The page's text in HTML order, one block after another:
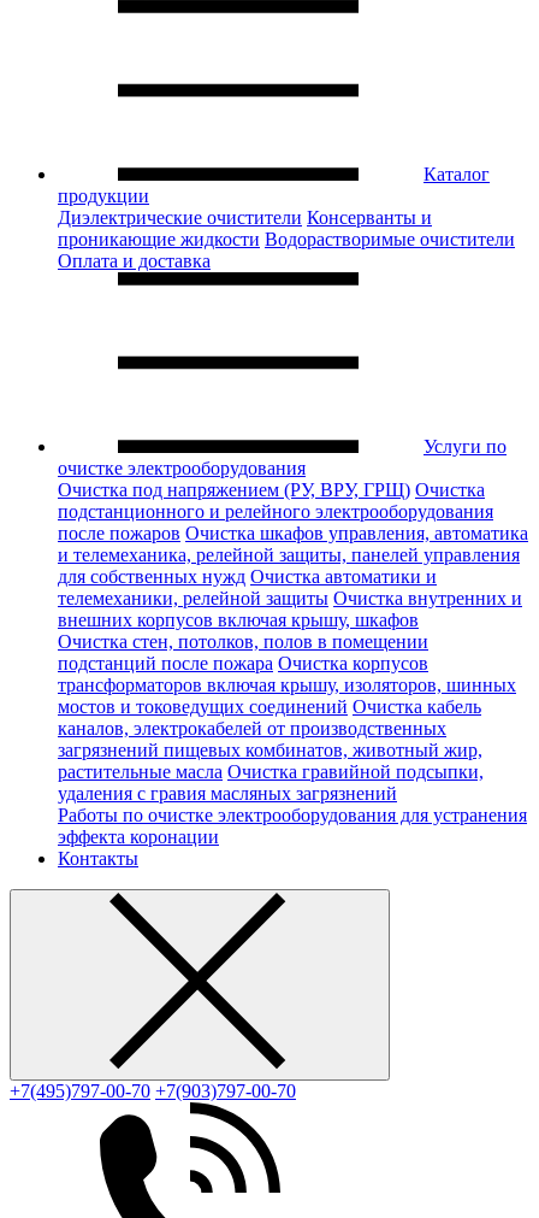
Каталог
продукции
Диэлектрические очистители Консерванты и
проникающие жидкости Водорастворимые очистители
Оплата и доставка
Услуги по
очистке электрооборудования
Очистка под напряжением (РУ, ВРУ, ГРЩ) Очистка
подстанционного и релейного электрооборудования
после пожаров Очистка шкафов управления, автоматика
и телемеханика, релейной защиты, панелей управления
для собственных нужд Очистка автоматики и
телемеханики, релейной защиты Очистка внутренних и
внешних корпусов включая крышу, шкафов
Очистка стен, потолков, полов в помещении
подстанций после пожара Очистка корпусов
трансформаторов включая крышу, изоляторов, шинных
мостов и токоведущих соединений Очистка кабель
каналов, электрокабелей от производственных
загрязнений пищевых комбинатов, животный жир,
растительные масла Очистка гравийной подсыпки,
удаления с гравия масляных загрязнений
Работы по очистке электрооборудования для устранения
эффекта коронации
Контакты
+7(495)797-00-70 +7(903)797-00-70